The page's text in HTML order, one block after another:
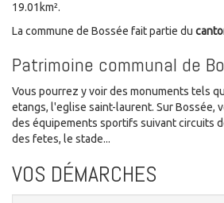
19.01km².
La commune de Bossée fait partie du
Patrimoine communal de
Vous pourrez y voir des monuments tels
etangs, l'eglise saint-laurent. Sur Bossée,
des équipements sportifs suivant circuits
des fetes, le stade...
VOS DÉMARCHES